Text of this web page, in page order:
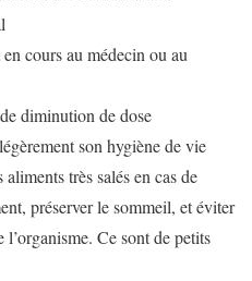
cours au médecin ou au
diminution de dose
son hygiène de vie
très salés en cas de
préserver le sommeil, et éviter
Ce sont de petits